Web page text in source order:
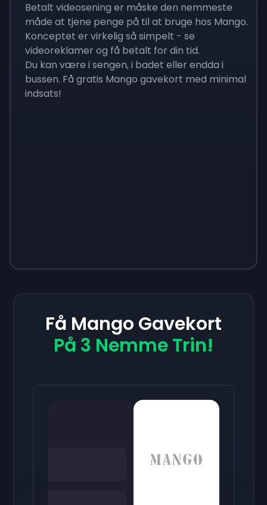
Betalt videosening er måske den nemmeste
måde at tjene penge på til at bruge hos Mango.
Konceptet er virkelig så simpelt - se
videoreklamer og få betalt for din tid.
Du kan være i sengen, i badet eller endda i
bussen. Få gratis Mango gavekort med minimal
indsats!
Få Mango Gavekort
På 3 Nemme Trin!